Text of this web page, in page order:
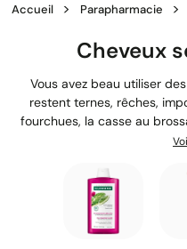
Accueil Parapharmacie
Cheveux
Vous avez beau utiliser
restent ternes, rêches,
fourchues, la casse au
que vous passez la main
de multiples causes :
tout simplement une routine
réparateurs et nourrissants
votre chevelure, avec